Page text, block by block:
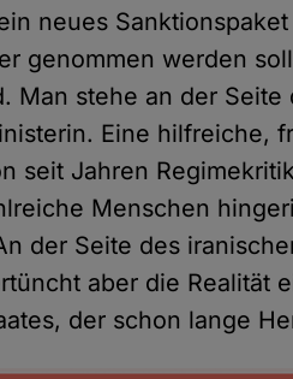
neues
genommen werden
Man stehe an der
Eine hilfreiche,
seit Jahren
Menschen
der Seite des
aber die Realität
der schon lange